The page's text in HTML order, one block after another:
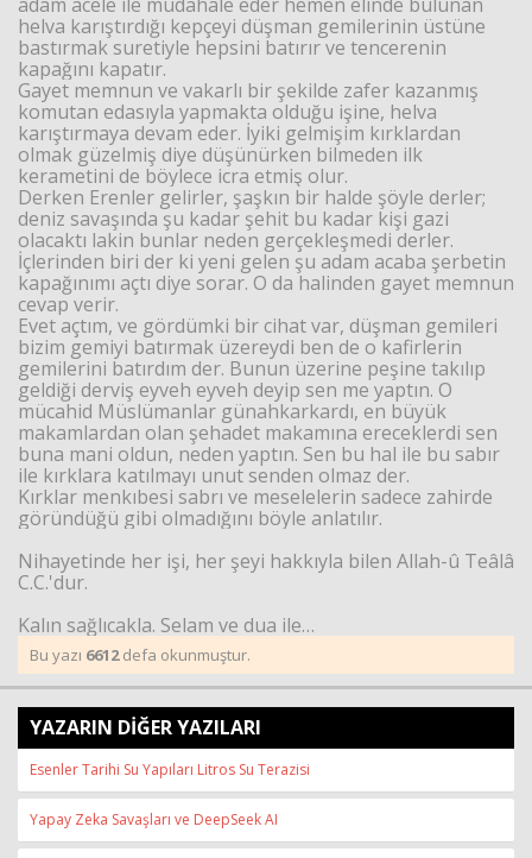
helva karıştırdığı kepçeyi düşman gemilerinin üstüne
bastırmak suretiyle hepsini batırır ve tencerenin
kapağını kapatır.
Gayet memnun ve vakarlı bir şekilde zafer kazanmış
komutan edasıyla yapmakta olduğu işine, helva
karıştırmaya devam eder. İyiki gelmişim kırklardan
olmak güzelmiş diye düşünürken bilmeden ilk
kerametini de böylece icra etmiş olur.
Derken Erenler gelirler, şaşkın bir halde şöyle derler;
deniz savaşında şu kadar şehit bu kadar kişi gazi
olacaktı lakin bunlar neden gerçekleşmedi derler.
İçlerinden biri der ki yeni gelen şu adam acaba şerbetin
kapağınımı açtı diye sorar. O da halinden gayet memnun
cevap verir.
Evet açtım, ve gördümki bir cihat var, düşman gemileri
bizim gemiyi batırmak üzereydi ben de o kafirlerin
gemilerini batırdım der. Bunun üzerine peşine takılıp
geldiği derviş eyveh eyveh deyip sen me yaptın. O
mücahid Müslümanlar günahkarkardı, en büyük
makamlardan olan şehadet makamına ereceklerdi sen
buna mani oldun, neden yaptın. Sen bu hal ile bu sabır
ile kırklara katılmayı unut senden olmaz der.
Kırklar menkıbesi sabrı ve meselelerin sadece zahirde
göründüğü gibi olmadığını böyle anlatılır.
Nihayetinde her işi, her şeyi hakkıyla bilen Allah-û Teâlâ
C.C.'dur.
Kalın sağlıcakla. Selam ve dua ile…
Bu yazı 6612defa okunmuştur.
YAZARIN DİĞER YAZILARI
Esenler Tarihi Su Yapıları Litros Su Terazisi
Yapay Zeka Savaşları ve DeepSeek AI